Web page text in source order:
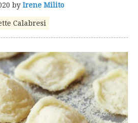
by Irene Milito
Calabresi